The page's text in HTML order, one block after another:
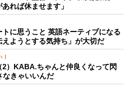
れば休ませます」
に思うこと 英語ネーティブになる
えようとする気持ち」が大切だ
2）KABA.ちゃんと仲良くなって閃
きゃいいんだ